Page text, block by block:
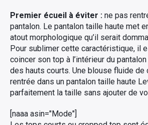
Premier écueil à éviter : ne pas
pantalon. Le pantalon taille haute met
atout morphologique qu’il serait
Pour sublimer cette caractéristique, il
coincer son top à l’intérieur du
des hauts courts. Une blouse fluide de
rentrée dans un pantalon taille haute
parfaitement la taille sans ajouter de
[naaa asin="Mode"]